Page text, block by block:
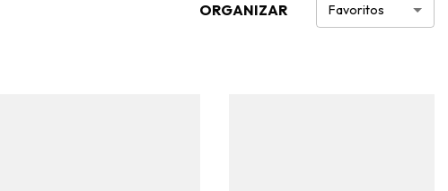
ORGANIZAR Favoritos